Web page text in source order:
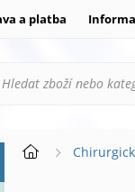
a platba